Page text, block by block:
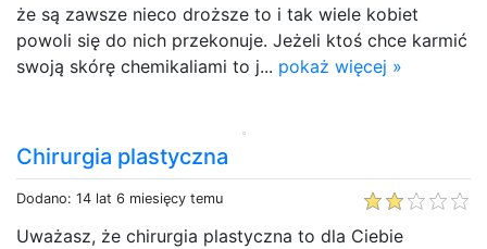
że są zawsze nieco droższe to i tak wiele kobiet
powoli się do nich przekonuje. Jeżeli ktoś chce karmić
swoją skórę chemikaliami to j... pokaż więcej »
Chirurgia plastyczna
Dodano: 14 lat 6 miesięcy temu
Uważasz, że chirurgia plastyczna to dla Ciebie